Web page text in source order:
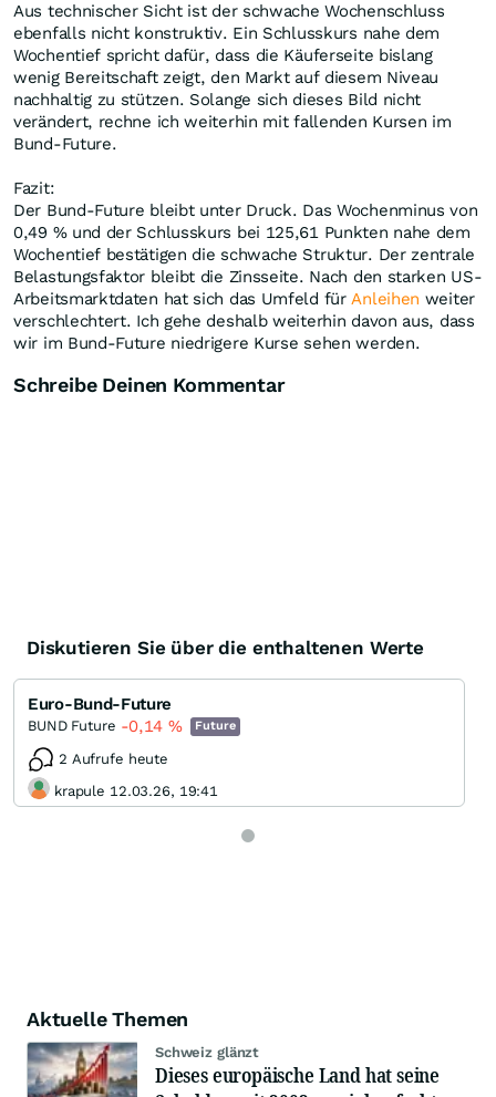
Aus technischer Sicht ist der schwache Wochenschluss
ebenfalls nicht konstruktiv. Ein Schlusskurs nahe dem
Wochentief spricht dafür, dass die Käuferseite bislang
wenig Bereitschaft zeigt, den Markt auf diesem Niveau
nachhaltig zu stützen. Solange sich dieses Bild nicht
verändert, rechne ich weiterhin mit fallenden Kursen im
Bund-Future.
Fazit:
Der Bund-Future bleibt unter Druck. Das Wochenminus von
0,49 % und der Schlusskurs bei 125,61 Punkten nahe dem
Wochentief bestätigen die schwache Struktur. Der zentrale
Belastungsfaktor bleibt die Zinsseite. Nach den starken US-
Arbeitsmarktdaten hat sich das Umfeld fürAnleihen weiter
verschlechtert. Ich gehe deshalb weiterhin davon aus, dass
wir im Bund-Future niedrigere Kurse sehen werden.
Schreibe Deinen Kommentar
Diskutieren Sie über die enthaltenen Werte
Euro-Bund-Future
BUND Future -0,14 % Future
2 Aufrufe heute
krapule 12.03.26, 19:41
Aktuelle Themen
Schweiz glänzt
Dieses europäische Land hat seine